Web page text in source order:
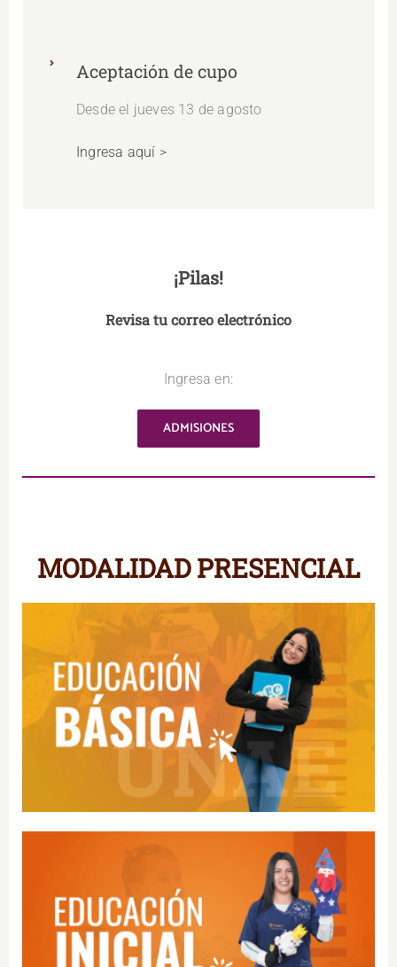
Aceptación de cupo
Desde el jueves 13 de agosto
Ingresa aquí >
¡Pilas!
Revisa tu correo electrónico
Ingresa en:
ADMISIONES
MODALIDAD PRESENCIAL
Educación Básica
Educación Inicial